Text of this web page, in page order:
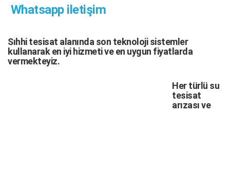
Whatsapp iletişim
Sıhhi tesisat alanında son teknoloji sistemler
kullanarak en iyi hizmeti ve en uygun fiyatlarda
vermekteyiz.
Her türlü su
tesisat
arızasıve